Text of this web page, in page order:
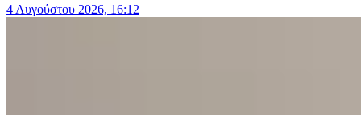
4 Αυγούστου 2026, 16:12